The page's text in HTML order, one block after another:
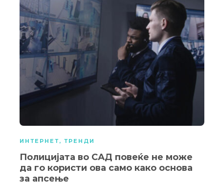
ИНТЕРНЕТ, ТРЕНДИ
Полицијата во САД повеќе не може
да го користи ова само како основа
за апсење